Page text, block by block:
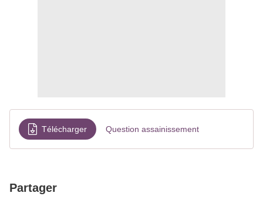
Télécharger Question assainissement
Partager